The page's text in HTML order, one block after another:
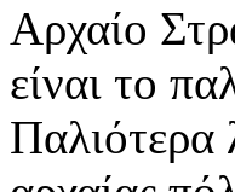
Αρχαίο
είναι το
Παλιότερα